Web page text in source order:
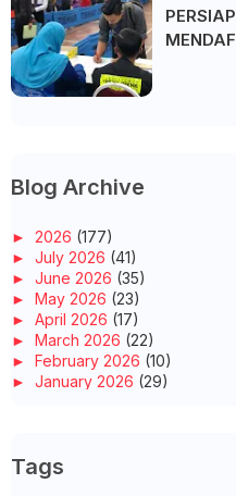
Blog Archive
► 2026 (177)
► July 2026 (41)
► June 2026 (35)
► May 2026 (23)
► April 2026 (17)
► March 2026 (22)
► February 2026 (10)
► January 2026 (29)
►October 2025
September 2025
Tags